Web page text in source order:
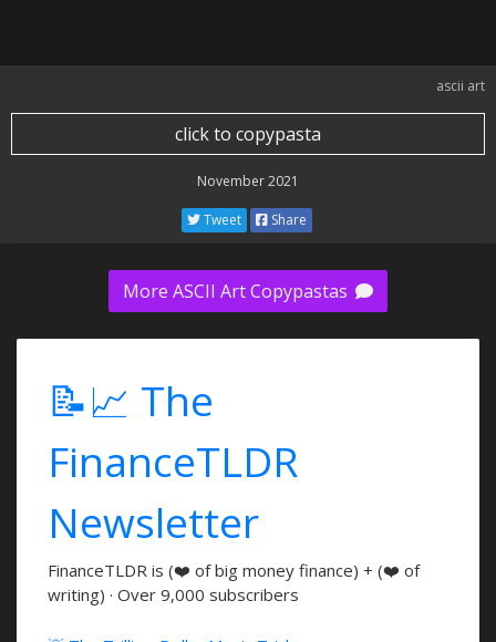
ascii art
click to copypasta
November 2021
Tweet Share
More ASCII Art Copypastas
📝📈 The
FinanceTLDR
Newsletter
FinanceTLDR is (❤️ of big money finance) + (❤️ of
writing) · Over 9,000 subscribers